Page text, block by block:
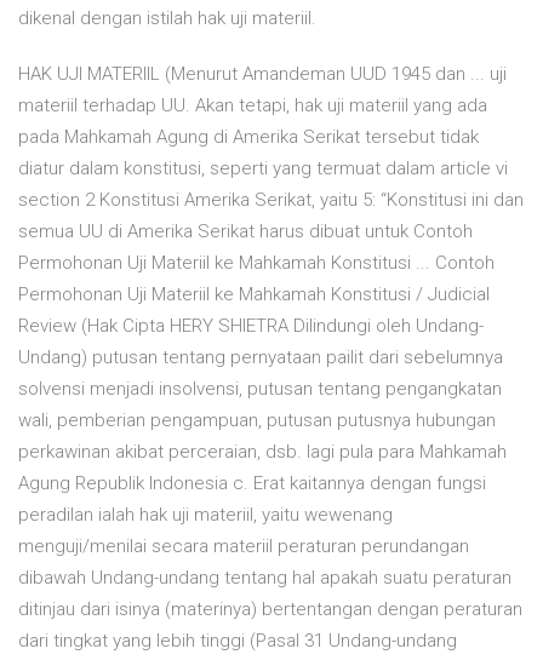
dikenal dengan istilah hak uji materiil.
HAK UJI MATERIIL (Menurut Amandeman UUD 1945 dan ... uji
materiil terhadap UU. Akan tetapi, hak uji materiil yang ada
pada Mahkamah Agung di Amerika Serikat tersebut tidak
diatur dalam konstitusi, seperti yang termuat dalam article vi
section 2 Konstitusi Amerika Serikat, yaitu 5: “Konstitusi ini dan
semua UU di Amerika Serikat harus dibuat untuk Contoh
Permohonan Uji Materiil ke Mahkamah Konstitusi ... Contoh
Permohonan Uji Materiil ke Mahkamah Konstitusi / Judicial
Review (Hak Cipta HERY SHIETRA Dilindungi oleh Undang-
Undang) putusan tentang pernyataan pailit dari sebelumnya
solvensi menjadi insolvensi, putusan tentang pengangkatan
wali, pemberian pengampuan, putusan putusnya hubungan
perkawinan akibat perceraian, dsb. lagi pula para Mahkamah
Agung Republik Indonesia c. Erat kaitannya dengan fungsi
peradilan ialah hak uji materiil, yaitu wewenang
menguji/menilai secara materiil peraturan perundangan
dibawah Undang-undang tentang hal apakah suatu peraturan
ditinjau dari isinya (materinya) bertentangan dengan peraturan
dari tingkat yang lebih tinggi (Pasal 31 Undang-undang